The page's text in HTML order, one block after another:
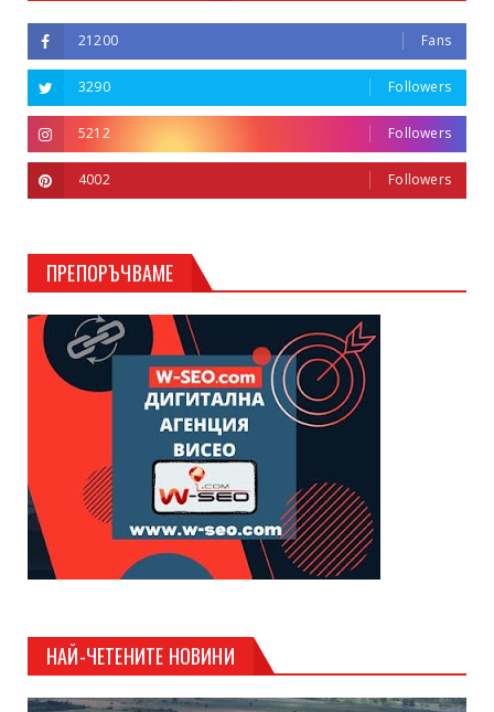
21200 Fans
3290 Followers
5212 Followers
4002 Followers
ПРЕПОРЪЧВАМЕ
НАЙ-ЧЕТЕНИТЕ НОВИНИ